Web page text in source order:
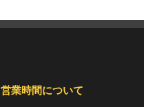
営業時間について